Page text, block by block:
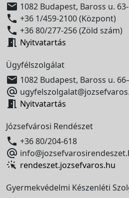
 1082 Budapest, Baross u.
 +36 1/459-2100 (Központ)
 +36 80/277-256 (Zöld szám)
 Nyitvatartás
Ügyfélszolgálat
 1082 Budapest, Baross u.

 Nyitvatartás
Józsefvárosi Rendészet
 +36 80/204-618

rendeszet.jozsefvaros.hu
Gyermekvédelmi Készenléti